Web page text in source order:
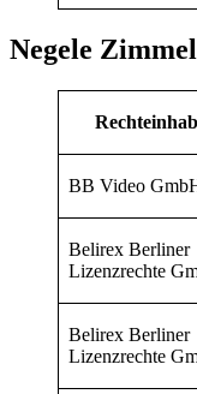
Negele
BB Video
Belirex Berliner
Lizenzrechte
Belirex Berliner
Lizenzrechte